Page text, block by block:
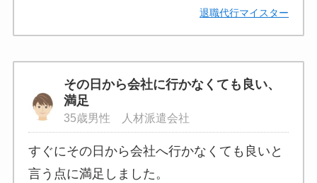
退職代行マイスター
その日から会社に行かなくても良い、
満足
35歳男性 人材派遣会社
すぐにその日から会社へ行かなくても良いと
言う点に満足しました。